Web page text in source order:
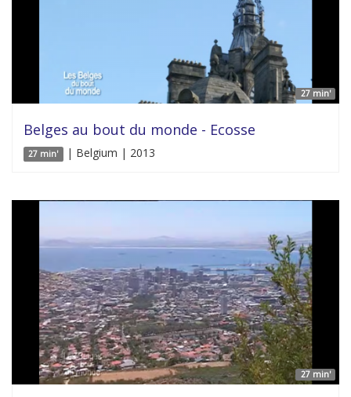
27 min'
Belges au bout du monde - Ecosse
27 min' | Belgium | 2013
27 min'